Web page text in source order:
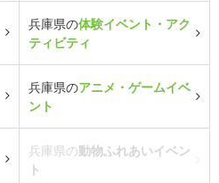
兵庫県の体験イベント・アク
ティビティ
兵庫県のアニメ・ゲームイベ
ント
兵庫県の動物ふれあいイベン
ト